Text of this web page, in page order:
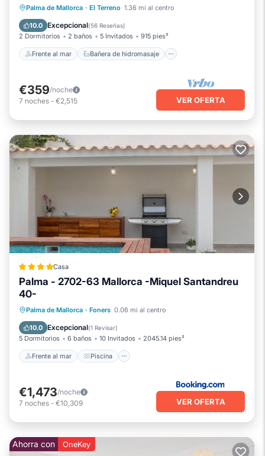
Palma de Mallorca · El Terreno 1.36 mi al centro
10.0 Excepcional(56 Reseñas)
2 Dormitorios 2 baños 5 Invitados 915 pies²
Frente al mar Bañera de hidromasaje
Frente al mar
Bañera de hidromasaje
Aparcamiento
€359/noche
7 noches - €2,515 VER OFERTA
Casa
Palma - 2702-63 Mallorca -Miquel Santandreu
40-
Palma de Mallorca · Foners 0.06 mi al centro
10.0 Excepcional(1 Revisar)
5 Dormitorios 6 baños 10 Invitados 2045.14 pies²
Frente al mar Piscina
Frente al mar Piscina
Vista al mar
Balcón/Terraza
€1,473/noche
7 noches - €10,309 VER OFERTA
Ahorra con OneKey